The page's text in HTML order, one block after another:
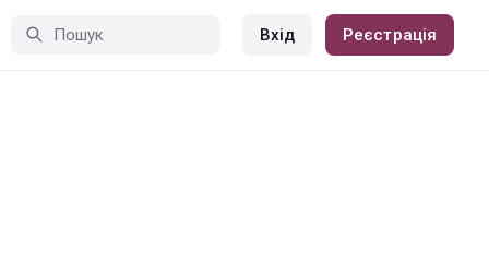
Вхід Реєстрація